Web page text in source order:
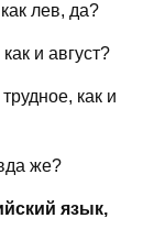
лев, да?
и август?
как и
же?
язык,